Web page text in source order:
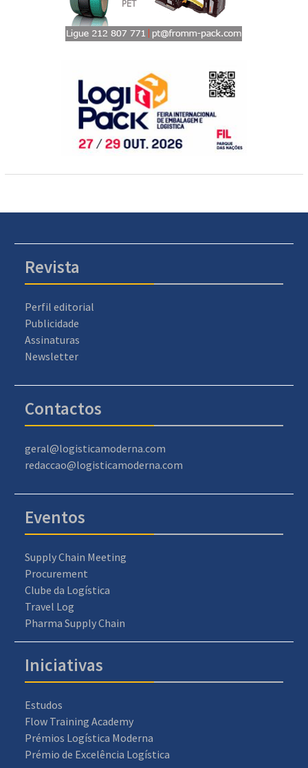
Revista
Perfil editorial
Publicidade
Assinaturas
Newsletter
Contactos
geral@logisticamoderna.com
redaccao@logisticamoderna.com
Eventos
Supply Chain Meeting
Procurement
Clube da Logística
Travel Log
Pharma Supply Chain
Iniciativas
Estudos
Flow Training Academy
Prémios Logística Moderna
Prémio de Excelência Logística